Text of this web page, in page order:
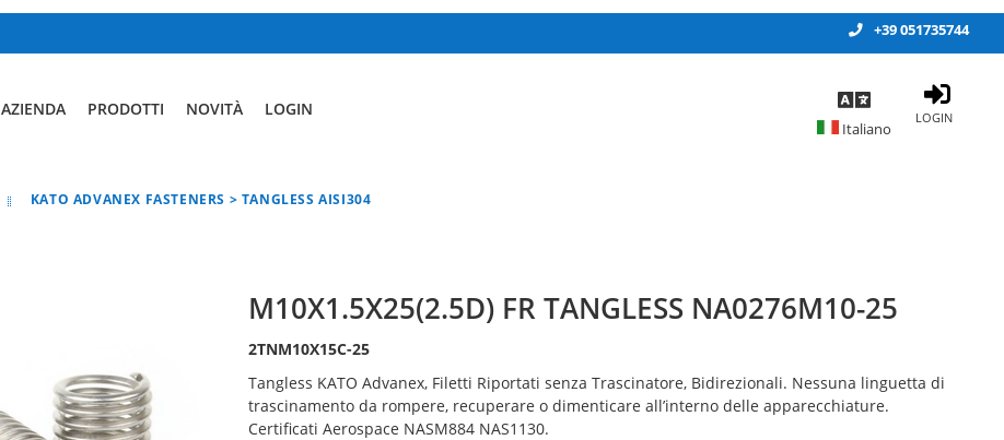
+39 051735744
LOGIN
AZIENDA PRODOTTI NOVITÀ LOGIN
KATO ADVANEX FASTENERS > TANGLESS AISI304
M10X1.5X25(2.5D) FR TANGLESS NA0276M10-25
2TNM10X15C-25
Tangless KATO Advanex, Filetti Riportati senza Trascinatore, Bidirezionali. Nessuna linguetta di
trascinamento da rompere, recuperare o dimenticare all’interno delle apparecchiature.
Certificati Aerospace NASM884 NAS1130.